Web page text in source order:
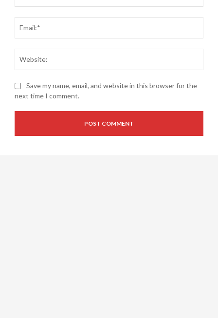
Save my name, email, and website in this browser for the
next time I comment.